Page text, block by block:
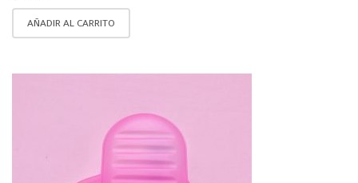
AÑADIR AL CARRITO